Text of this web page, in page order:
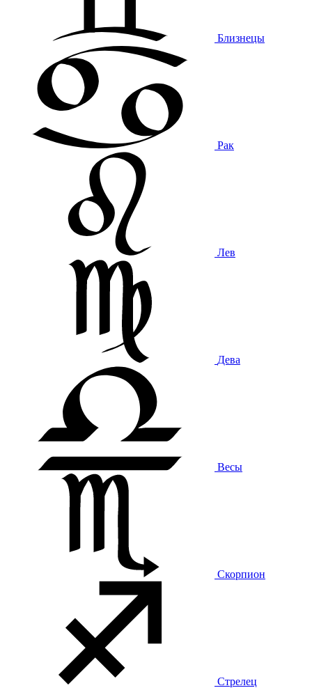
Близнецы
Рак
Лев
Дева
Весы
Скорпион
Стрелец